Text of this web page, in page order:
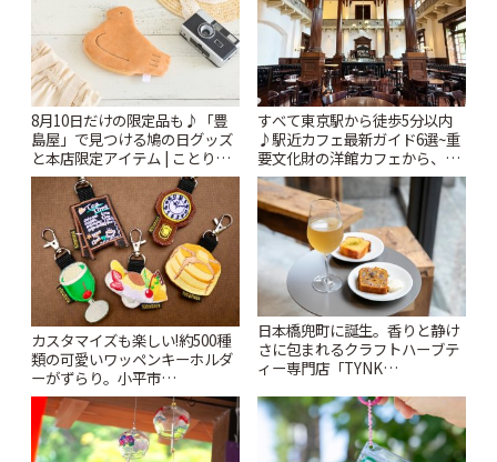
8月10日だけの限定品も♪「豊
島屋」で見つける鳩の日グッズ
と本店限定アイテム | ことりっ
ぷ
すべて東京駅から徒歩5分以内
♪駅近カフェ最新ガイド6選~重
要文化財の洋館カフェから、改
札すぐのレトロ喫茶まで~ | こと
りっぷ
カスタマイズも楽しい!約500種
類の可愛いワッペンキーホルダ
ーがずらり。小平市
「Kimamaya T&K」 | ことりっ
ぷ
日本橋兜町に誕生。香りと静け
さに包まれるクラフトハーブテ
ィー専門店「TYNK